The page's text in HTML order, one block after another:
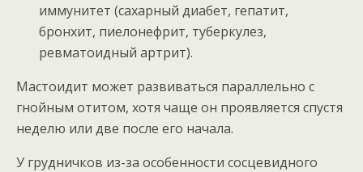
иммунитет (сахарный диабет, гепатит,
бронхит, пиелонефрит, туберкулез,
ревматоидный артрит).
Мастоидит может развиваться параллельно с
гнойным отитом, хотя чаще он проявляется спустя
неделю или две после его начала.
У грудничков из-за особенности сосцевидного